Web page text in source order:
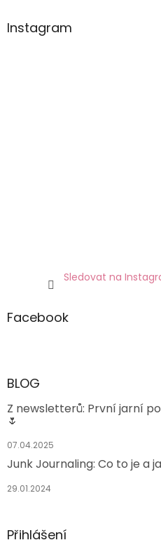
Instagram
Sledovat na
Facebook
BLOG
Z newsletterů: První jarní
🌷
07.04.2025
Junk Journaling: Co to je a
29.01.2024
Přihlášení